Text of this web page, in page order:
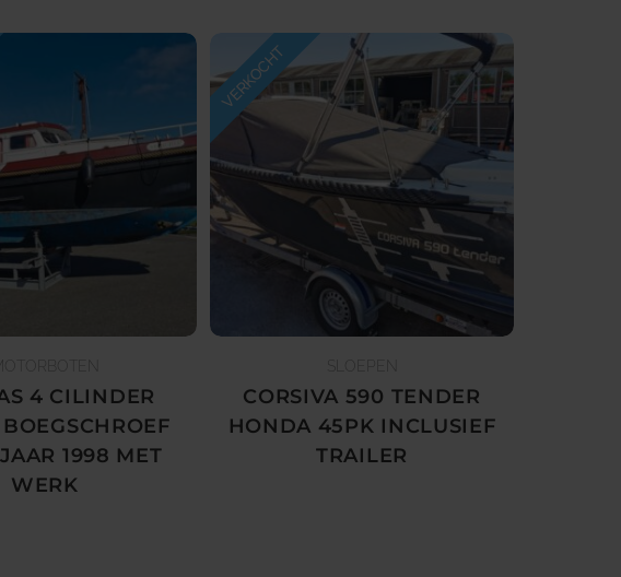
4 CILINDER
1998 MET
WERK
CORSIVA 590 TENDER
HONDA 45PK INCLUSIEF
TRAILER